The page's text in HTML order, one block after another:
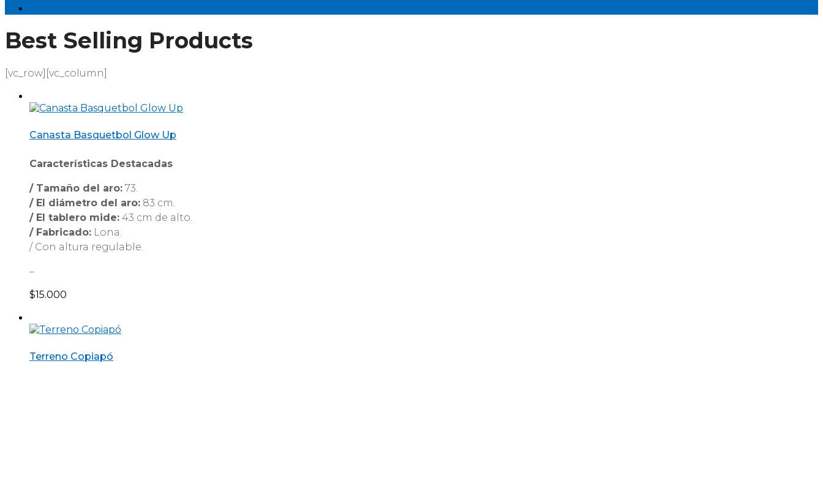
Best Selling Products
[vc_row][vc_column]
Canasta Basquetbol Glow Up
Características Destacadas
/ Tamaño del aro: 73.
/ El diámetro del aro: 83 cm.
/ El tablero mide: 43 cm de alto.
/ Fabricado: Lona.
/ Con altura regulable.
–
$15.000
Terreno Copiapó